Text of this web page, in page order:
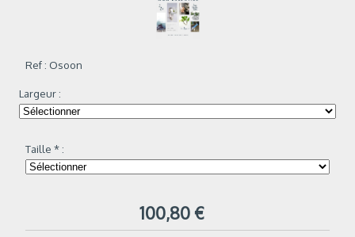
Ref : Osoon
Largeur :
Taille * :
100,80€